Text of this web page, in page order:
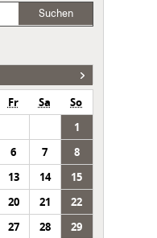
Suchen
Fr Sa
So
1
6 7
8
13 14
15
20 21
22
27 28
29